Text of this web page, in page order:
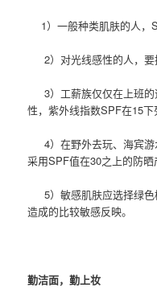
1）一般种类肌肤的人，
2）对光线感性的人，
3）工薪族仅仅在上班
性，紫外线指数SPF在15下
4）在野外去玩、海宾
采用SPF值在30之上的防晒
5）敏感肌肤应选择绿
造成的比较敏感反映。
勤洁面，勤上妆